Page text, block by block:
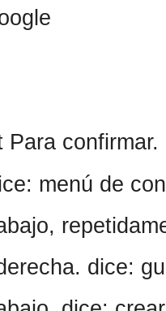
Para confirmar.
menú de
dice: